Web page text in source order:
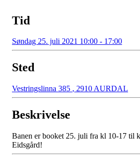
Tid
Søndag 25. juli 2021 10:00 - 17:00
Sted
Vestringslinna 385 , 2910 AURDAL
Beskrivelse
Banen er booket 25. juli fra kl 10-17 til
Eidsgård!